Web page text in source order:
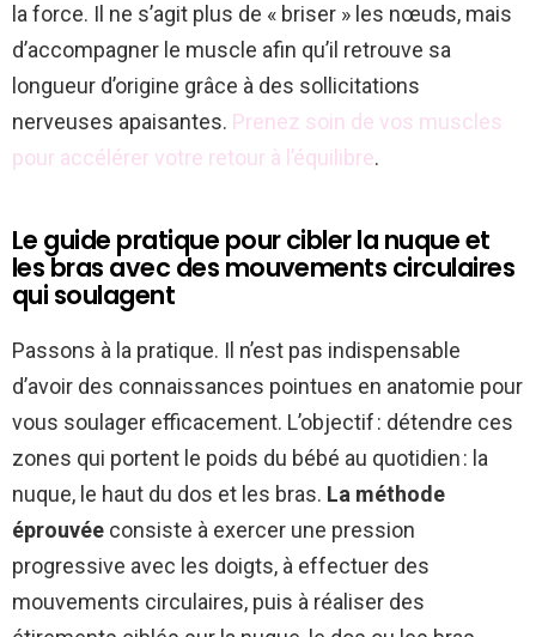
la force. Il ne s’agit plus de « briser » les nœuds, mais
d’accompagner le muscle afin qu’il retrouve sa
longueur d’origine grâce à des sollicitations
nerveuses apaisantes. Prenez soin de vos muscles
pour accélérer votre retour à l’équilibre.
Le guide pratique pour cibler la nuque et
les bras avec des mouvements circulaires
qui soulagent
Passons à la pratique. Il n’est pas indispensable
d’avoir des connaissances pointues en anatomie pour
vous soulager efficacement. L’objectif : détendre ces
zones qui portent le poids du bébé au quotidien : la
nuque, le haut du dos et les bras. La méthode
éprouvée consiste à exercer une pression
progressive avec les doigts, à effectuer des
mouvements circulaires, puis à réaliser des